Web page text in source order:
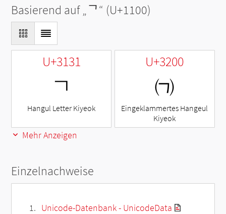
Basierend auf „ᄀ“ (U+1100)
U+3131
ㄱ
Hangul Letter Kiyeok
U+3200
㈀
Eingeklammertes Hangeul
Kiyeok
Mehr Anzeigen
Einzelnachweise
Unicode-Datenbank - UnicodeData